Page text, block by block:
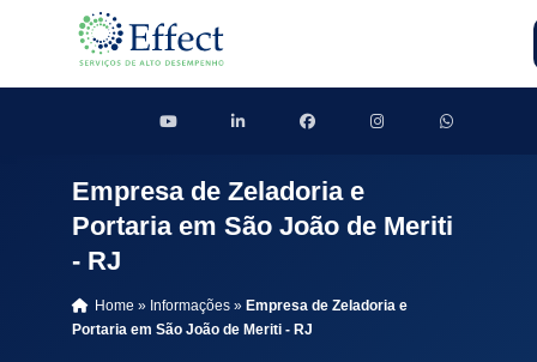
Empresa de Zeladoria e
Portaria em São João de Meriti
- RJ
Home » Informações » Empresa de Zeladoria e
Portaria em São João de Meriti - RJ